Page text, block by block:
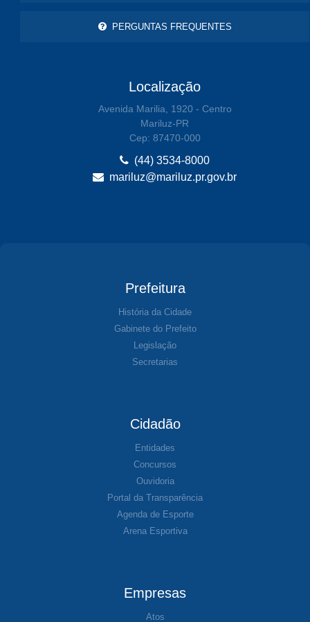
PERGUNTAS FREQUENTES
Localização
Avenida Marilia, 1920 - Centro
Mariluz-PR
Cep: 87470-000
(44) 3534-8000
mariluz@mariluz.pr.gov.br
Prefeitura
História da Cidade
Gabinete do Prefeito
Legislação
Secretarias
Cidadão
Entidades
Concursos
Ouvidoria
Portal da Transparência
Agenda de Esporte
Arena Esportiva
Empresas
Atos